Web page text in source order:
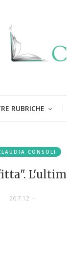
RUBRICHE
CONSOLI
26.7.12 -